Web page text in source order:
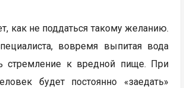
как не поддаться такому желанию.
вовремя выпитая вода
стремление к вредной пище. При
будет постоянно «заедать»